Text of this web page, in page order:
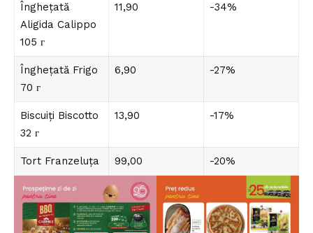
Înghețată
Aligida Calippo
105 г
11,90 -34%
Înghețată Frigo
70 г
6,90 -27%
Biscuiți Biscotto
32 г
13,90 -17%
Tort Franzeluța 99,00 -20%